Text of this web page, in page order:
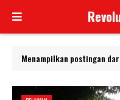
Menampilkan postingan